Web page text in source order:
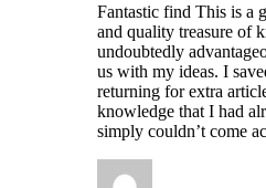
Fantastic find This is a
and quality treasure of
undoubtedly
us with my ideas. I
returning for extra
knowledge that I had
simply couldn’t come